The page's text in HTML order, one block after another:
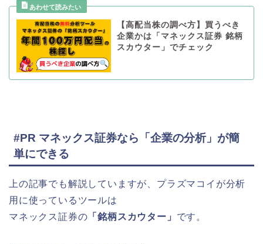
【高配当株の調べ方】買うべき
企業かは「マネックス証券 銘柄
スカウター」でチェック
#PR マネックス証券なら「企業の分析」が簡
単にできる
上の記事でも解説していますが、プラズマコイが分析
用に使っているツールは
マネックス証券の 「銘柄スカウター」 です。